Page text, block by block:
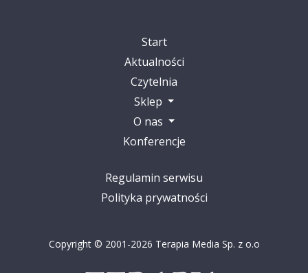
Start
Aktualności
Czytelnia
Sklep
O nas
Konferencje
Regulamin serwisu
Polityka prywatności
Copyright © 2001-2026 Terapia Media Sp. z o.o